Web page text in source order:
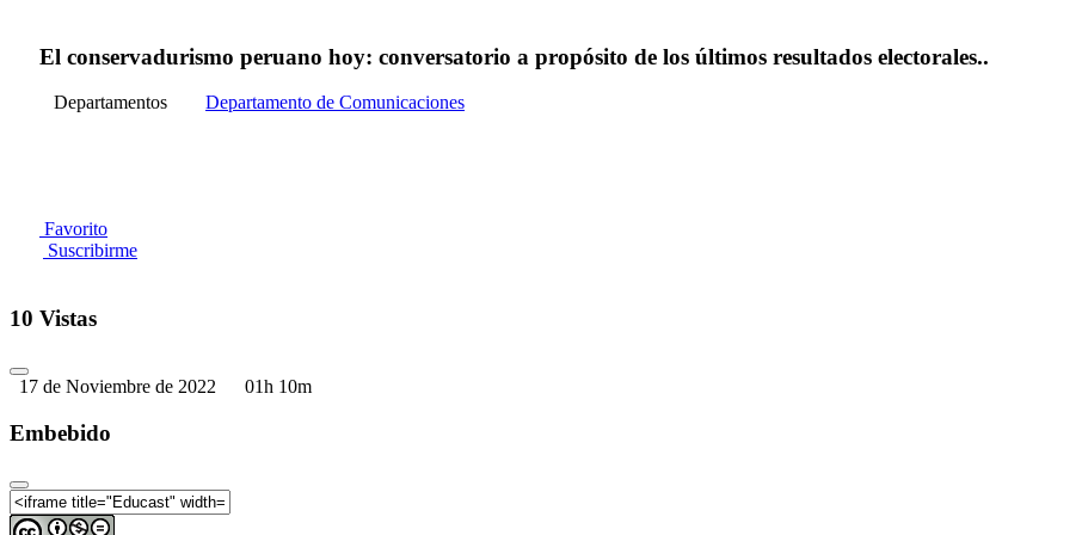
El conservadurismo peruano hoy: conversatorio a propósito de los últimos resultados electorales..
Departamentos Departamento de Comunicaciones
Favorito
Suscribirme
10 Vistas
17 de Noviembre de 2022 01h 10m
Embebido